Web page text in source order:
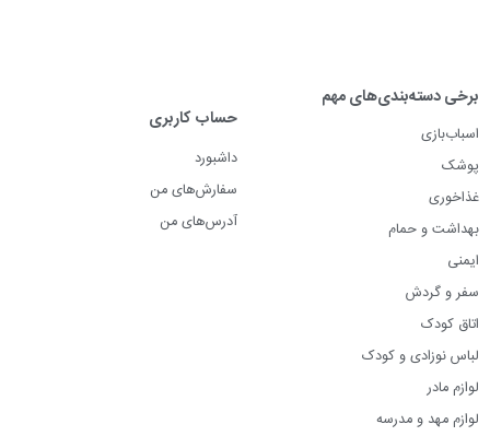
برخی دسته‌بندی‌های مهم
اسباب‌بازی
پوشک
غذاخوری
بهداشت و حمام
ایمنی
سفر و گردش
اتاق کودک
لباس نوزادی و کودک
لوازم مادر
لوازم مهد و مدرسه
حساب کاربری
داشبورد
سفارش‌های من
آدرس‌های من